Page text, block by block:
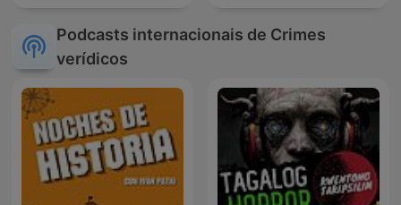
Podcasts internacionais de Crimes
verídicos